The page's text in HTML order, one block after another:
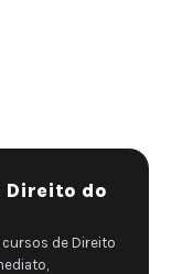
Direito do
de Direito